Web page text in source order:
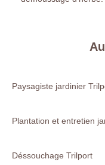
Paysagiste jardinier
Plantation et entretien
Déssouchage Trilport